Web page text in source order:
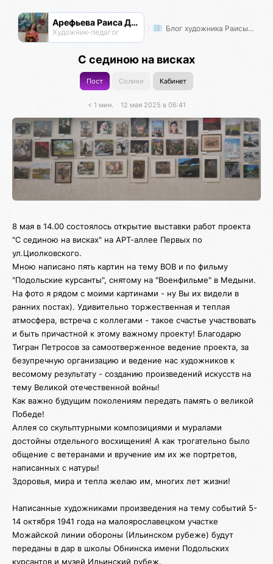
Арефьева Раиса Дмитриевна
Художник-педагог Блог художника Раисы Арефьевой
С сединою на висках
Пост Солики Кабинет
< 1 мин. 12 мая 2025 в 06:41
8 мая в 14.00 состоялось открытие выставки работ проекта
"С сединою на висках" на АРТ-аллее Первых по
ул.Циолковского.
Мною написано пять картин на тему ВОВ и по фильму
"Подольские курсанты", снятому на "Военфильме" в Медыни.
На фото я рядом с моими картинами - ну Вы их видели в
ранних постах). Удивительно торжественная и теплая
атмосфера, встреча с коллегами - такое счастье участвовать
и быть причастной к этому важному проекту! Благодарю
Тигран Петросов за самоотверженное ведение проекта, за
безупречную организацию и ведение нас художников к
весомому результату - созданию произведений искусств на
тему Великой отечественной войны!
Как важно будущим поколениям передать память о великой
Победе!
Аллея со скульптурными композициями и муралами
достойны отдельного восхищения! А как трогательно было
общение с ветеранами и вручение им их же портретов,
написанных с натуры!
Здоровья, мира и тепла желаю им, многих лет жизни!
Написанные художниками произведения на тему событий 5-
14 октября 1941 года на малоярославецком участке
Можайской линии обороны (Ильинском рубеже) будут
переданы в дар в школы Обнинска имени Подольских
курсантов и музей Ильинский рубеж.